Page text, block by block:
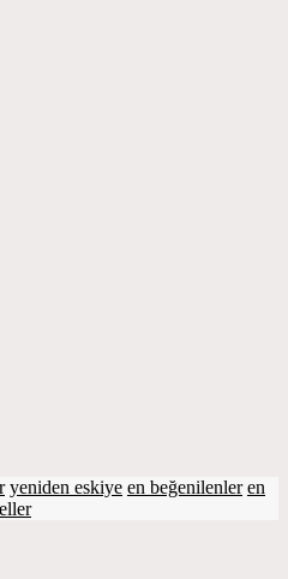
yeniden eskiye en beğenilenler en